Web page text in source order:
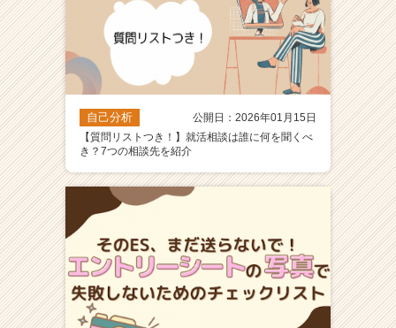
e
C
r
r）
自己分析
公開日：2026年01月15日
【質問リストつき！】就活相談は誰に何を聞くべ
き？7つの相談先を紹介